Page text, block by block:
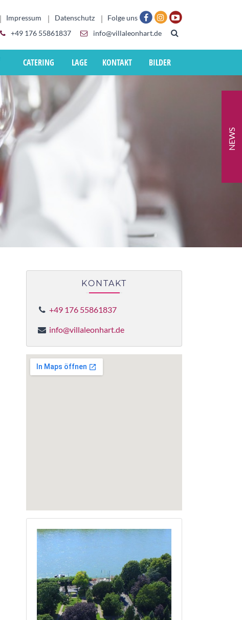
Impressum Datenschutz
Folge uns
+49 176 55861837
info@villaleonhart.de
CATERING LAGE KONTAKT BILDER
NEWS
KONTAKT
+49 176 55861837
info@villaleonhart.de